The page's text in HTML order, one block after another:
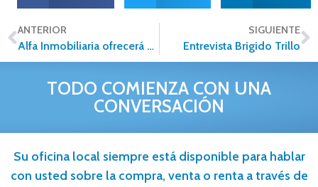
ANTERIOR
Alfa Inmobiliaria ofrecerá plática informativa en CDMX
SIGUIENTE
Entrevista Brigido Trillo
TODO COMIENZA CON UNA
CONVERSACIÓN
Su oficina local siempre está disponible para hablar
con usted sobre la compra, venta o renta a través de